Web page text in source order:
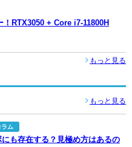
RTX3050 + Core i7-11800H
もっと見る
もっと見る
ム
にも存在する？見極め方はあるの